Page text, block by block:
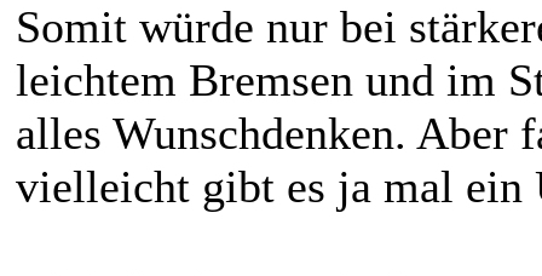
Somit würde nur bei
leichtem Bremsen und im
alles Wunschdenken.
vielleicht gibt es ja mal